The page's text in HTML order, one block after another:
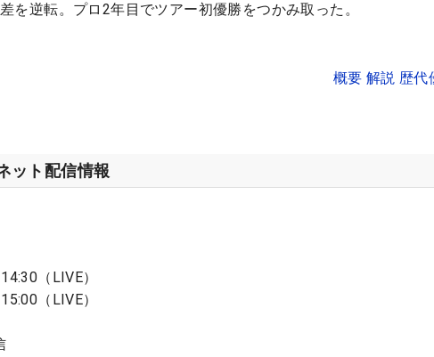
を逆転。プロ2年目でツアー初優勝をつかみ取った。
概要 解説 歴代
ット配信情報
（LIVE）
（LIVE）